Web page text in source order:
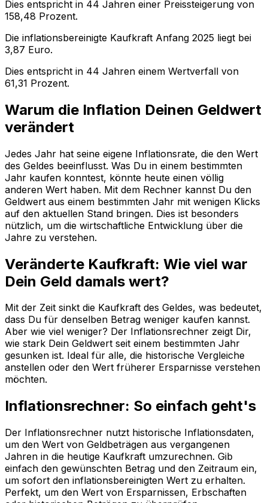
Dies entspricht in 44 Jahren einer Preissteigerung von
158,48 Prozent.
Die inflationsbereinigte Kaufkraft Anfang 2025 liegt bei
3,87 Euro.
Dies entspricht in 44 Jahren einem Wertverfall von
61,31 Prozent.
Warum die Inflation Deinen Geldwert
verändert
Jedes Jahr hat seine eigene Inflationsrate, die den Wert
des Geldes beeinflusst. Was Du in einem bestimmten
Jahr kaufen konntest, könnte heute einen völlig
anderen Wert haben. Mit dem Rechner kannst Du den
Geldwert aus einem bestimmten Jahr mit wenigen Klicks
auf den aktuellen Stand bringen. Dies ist besonders
nützlich, um die wirtschaftliche Entwicklung über die
Jahre zu verstehen.
Veränderte Kaufkraft: Wie viel war
Dein Geld damals wert?
Mit der Zeit sinkt die Kaufkraft des Geldes, was bedeutet,
dass Du für denselben Betrag weniger kaufen kannst.
Aber wie viel weniger? Der Inflationsrechner zeigt Dir,
wie stark Dein Geldwert seit einem bestimmten Jahr
gesunken ist. Ideal für alle, die historische Vergleiche
anstellen oder den Wert früherer Ersparnisse verstehen
möchten.
Inflationsrechner: So einfach geht's
Der Inflationsrechner nutzt historische Inflationsdaten,
um den Wert von Geldbeträgen aus vergangenen
Jahren in die heutige Kaufkraft umzurechnen. Gib
einfach den gewünschten Betrag und den Zeitraum ein,
um sofort den inflationsbereinigten Wert zu erhalten.
Perfekt, um den Wert von Ersparnissen, Erbschaften